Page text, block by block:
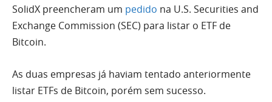
SolidX preencheram um pedido na U.S. Securities and
Exchange Commission (SEC) para listar o ETF de
Bitcoin.
As duas empresas já haviam tentado anteriormente
listar ETFs de Bitcoin, porém sem sucesso.